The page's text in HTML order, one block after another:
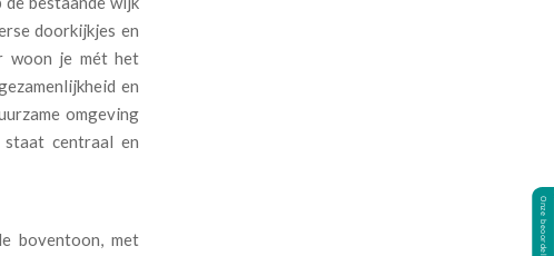
doorkijkjes en
woon je mét het
en
omgeving
centraal en
boventoon, met